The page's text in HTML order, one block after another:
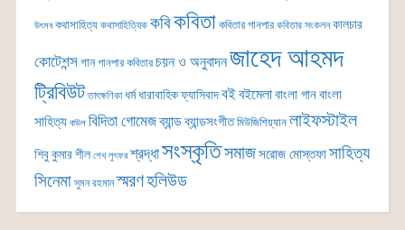
উৎসব কথাসাহিত্য কথাসাহিত্যিক কবিকবিতা কবিতার গানপার কবিতার সংকলন কালচার
কোটেশন্সগান গানপার কবিতার চয়ন ও অনুবাদনজাহেদ আহমদ
ট্রিবিউট তাৎক্ষণিকা ধর্ম ধারাবাহিকফ্যাসিবাদবইবইমেলাবাংলা গানবাংলা
সাহিত্য বাউল বিদিতা গোমেজব্যান্ডব্যান্ডসংগীত মিউজিশিয়্যান লাইফস্টাইল
শিবু কুমার শীল শেখ লুৎফর শ্রদ্ধাসংস্কৃতিসমাজসরোজ মোস্তফাসাহিত্য
সিনেমা সুমন রহমান স্মরণহলিউড